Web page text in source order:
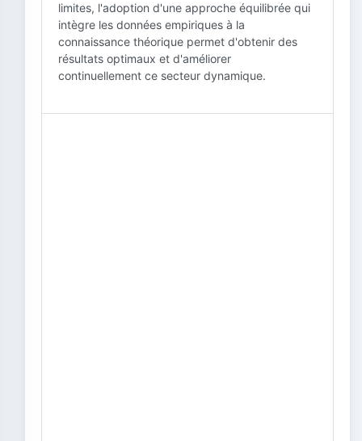
limites, l'adoption d'une approche équilibrée qui
intègre les données empiriques à la
connaissance théorique permet d'obtenir des
résultats optimaux et d'améliorer
continuellement ce secteur dynamique.